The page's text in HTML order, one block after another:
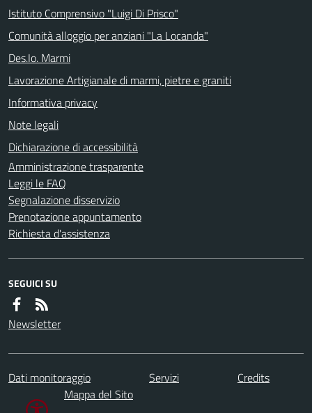
Istituto Comprensivo "Luigi Di Prisco"
Comunità alloggio per anziani "La Locanda"
Des.Io. Marmi
Lavorazione Artigianale di marmi, pietre e graniti
Informativa privacy
Note legali
Dichiarazione di accessibilità
Amministrazione trasparente
Leggi le FAQ
Segnalazione disservizio
Prenotazione appuntamento
Richiesta d'assistenza
SEGUICI SU
Newsletter
Dati monitoraggio Servizi
Credits
Mappa del Sito